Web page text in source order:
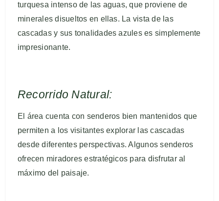
turquesa intenso de las aguas, que proviene de
minerales disueltos en ellas. La vista de las
cascadas y sus tonalidades azules es simplemente
impresionante.
Recorrido Natural:
El área cuenta con senderos bien mantenidos que
permiten a los visitantes explorar las cascadas
desde diferentes perspectivas. Algunos senderos
ofrecen miradores estratégicos para disfrutar al
máximo del paisaje.